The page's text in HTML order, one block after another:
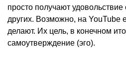
просто получают удовольствие
других. Возможно, на YouTube
делают. Их цель, в конечном
самоутверждение (эго).